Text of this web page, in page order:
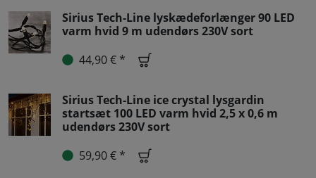
Sirius Tech-Line lyskædeforlænger 90 LED
varm hvid 9 m udendørs 230V sort
44,90 € *
Sirius Tech-Line ice crystal lysgardin
startsæt 100 LED varm hvid 2,5 x 0,6 m
udendørs 230V sort
59,90 € *